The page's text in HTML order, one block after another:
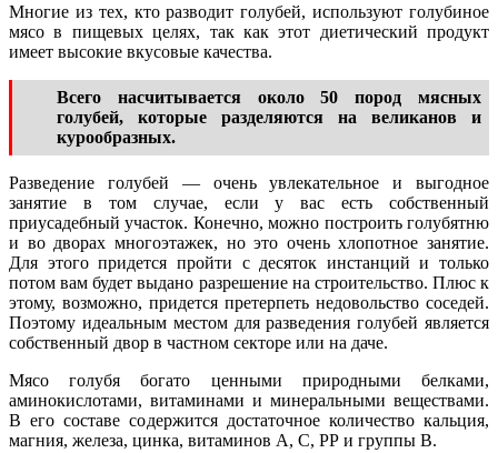
Многие из тех, кто разводит голубей, используют голубиное
мясо в пищевых целях, так как этот диетический продукт
имеет высокие вкусовые качества.
Всего насчитывается около 50 пород мясных
голубей, которые разделяются на великанов и
курообразных.
Разведение голубей — очень увлекательное и выгодное
занятие в том случае, если у вас есть собственный
приусадебный участок. Конечно, можно построить голубятню
и во дворах многоэтажек, но это очень хлопотное занятие.
Для этого придется пройти с десяток инстанций и только
потом вам будет выдано разрешение на строительство. Плюс к
этому, возможно, придется претерпеть недовольство соседей.
Поэтому идеальным местом для разведения голубей является
собственный двор в частном секторе или на даче.
Мясо голубя богато ценными природными белками,
аминокислотами, витаминами и минеральными веществами.
В его составе содержится достаточное количество кальция,
магния, железа, цинка, витаминов А, С, РР и группы В.